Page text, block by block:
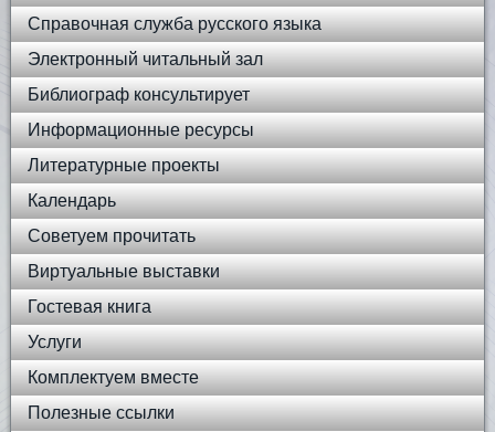
Справочная служба русского языка
Электронный читальный зал
Библиограф консультирует
Информационные ресурсы
Литературные проекты
Календарь
Советуем прочитать
Виртуальные выставки
Гостевая книга
Услуги
Комплектуем вместе
Полезные ссылки